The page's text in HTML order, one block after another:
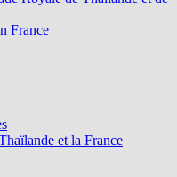
France
et la France